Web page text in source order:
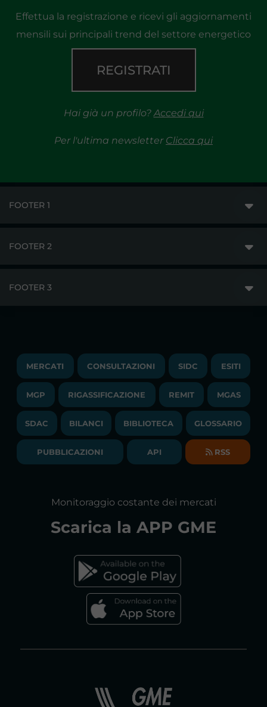
Effettua la registrazione e ricevi gli aggiornamenti
mensili sui principali trend del settore energetico
REGISTRATI
Hai già un profilo?Accedi qui
Per l'ultima newsletter Clicca qui
FOOTER 1
PUBBLICAZIONI
COMUNICATI/NEWS
NEWSLETTER
BILANCI DI ESERCIZIO
FOOTER 2
LAVORA CON NOI
BANDI DI GARA E CONTRATTI
SOCIETA' TRASPARENTE
FOOTER 3
TRAYPORT M. ELETTRICO
LIQUIDITY PROVIDERS
BIBLIOTECA
GLOSSARIO
DICHIARAZIONE DI ACCESSIBILITÀ
FAQs MERCATO ELETTRICO
MERCATI CONSULTAZIONI SIDC ESITI
MGP RIGASSIFICAZIONE REMIT MGAS
SDAC BILANCI BIBLIOTECA GLOSSARIO
PUBBLICAZIONI API RSS
Monitoraggio costante dei mercati
Scarica la APP GME